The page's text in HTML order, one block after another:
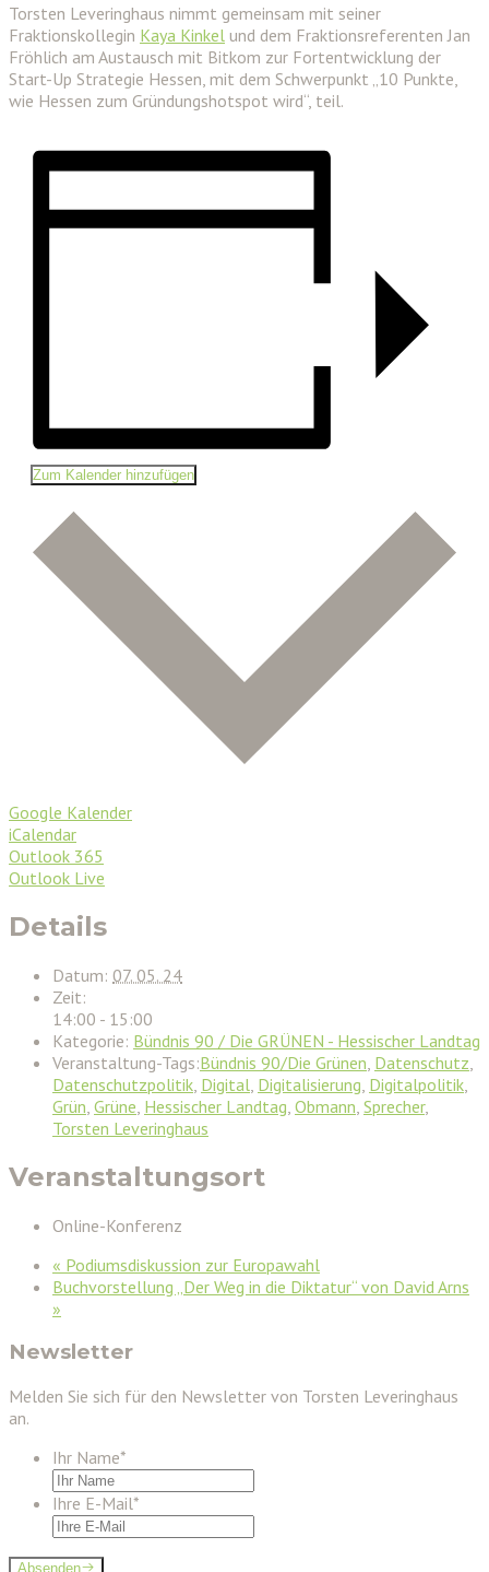
Torsten Leveringhaus nimmt gemeinsam mit seiner
Fraktionskollegin Kaya Kinkel und dem Fraktionsreferenten Jan
Fröhlich am Austausch mit Bitkom zur Fortentwicklung der
Start-Up Strategie Hessen, mit dem Schwerpunkt „10 Punkte,
wie Hessen zum Gründungshotspot wird“, teil.
Zum Kalender hinzufügen
Google Kalender
iCalendar
Outlook 365
Outlook Live
Details
Datum: 07. 05. 24
Zeit:
14:00 - 15:00
Kategorie: Bündnis 90 / Die GRÜNEN - Hessischer Landtag
Veranstaltung-Tags:Bündnis 90/Die Grünen Datenschutz
Datenschutzpolitik Digital Digitalisierung Digitalpolitik
Grün Grüne Hessischer Landtag Obmann Sprecher,
Torsten Leveringhaus
Veranstaltungsort
Online-Konferenz
« Podiumsdiskussion zur Europawahl
Buchvorstellung „Der Weg in die Diktatur“ von David Arns
»
Newsletter
Melden Sie sich für den Newsletter von Torsten Leveringhaus
an.
Ihr Name*
Ihre E-Mail*
Absenden